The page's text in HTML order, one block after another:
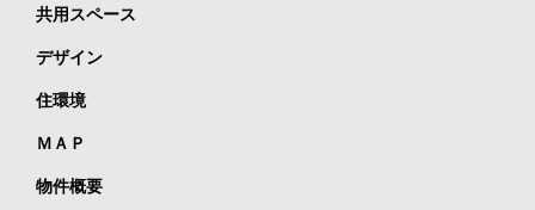
共用スペース
デザイン
住環境
ＭＡＰ
物件概要